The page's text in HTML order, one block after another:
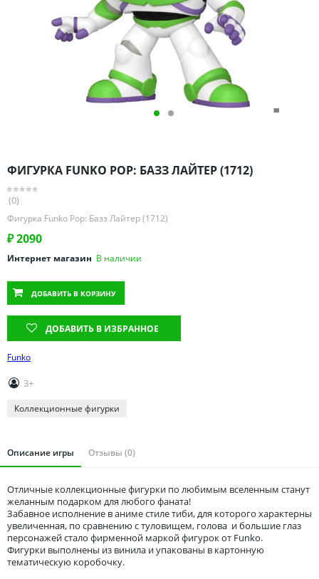
Оренбургская область
Пензенская область
Ростовская область
Саратовская область
Свердловская область
Смоленская область
Ставропольский край
Тамбовская область
Татарстан
Тверская область
Томская область
Тюменская область
Удмуртия
Ульяновская область
ФИГУРКА FUNKO POP: БАЗЗ ЛАЙТЕР (1712)
(0)
Фигурка Funko Pop: Базз Лайтер (1712)
₽2090
Интернет магазин В наличии
ДОБАВИТЬ В КОРЗИНУ
ДОБАВИТЬ В ИЗБРАННОЕ
Funko
3+
Коллекционные фигурки
Описание игры Отзывы (0)
Отличные коллекционные фигурки по любимым вселенным станут
желанным подарком для любого фаната!
Забавное исполнение в аниме стиле тиби, для которого характерны
увеличенная, по сравнению с туловищем, голова и большие глаз
персонажей стало фирменной маркой фигурок от Funko.
Фигурки выполнены из винила и упакованы в картонную
тематическую коробочку.